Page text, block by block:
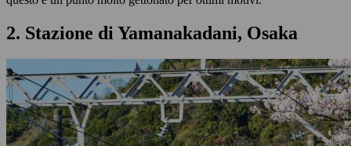
2. Stazione di Yamanakadani, Osaka